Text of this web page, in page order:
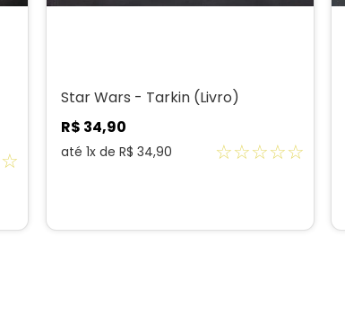
☆
Star Wars - Tarkin (Livro)
R$ 34,90
até 1x de R$ 34,90 ☆☆☆☆☆